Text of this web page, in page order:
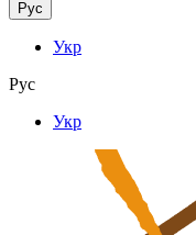
Рус
Укр
Рус
Укр